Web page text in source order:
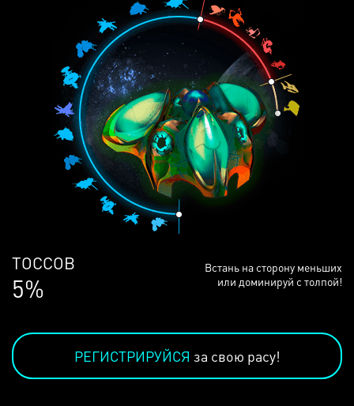
ЛЮДЕЙ
68%
Встань на сторону меньших
или доминируй с толпой!
РЕГИСТРИРУЙСЯ за свою расу!